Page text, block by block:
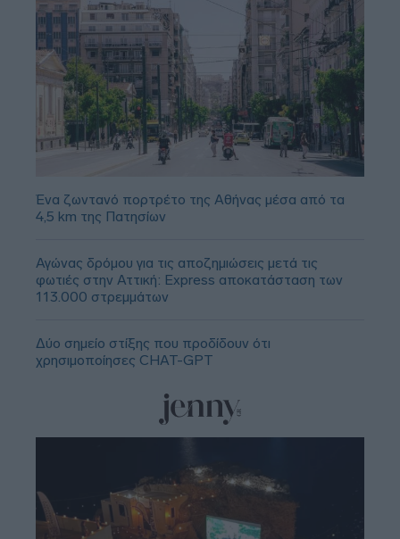
Ένα ζωντανό πορτρέτο της Αθήνας μέσα από τα
4,5 km της Πατησίων
Αγώνας δρόμου για τις αποζημιώσεις μετά τις
φωτιές στην Αττική: Express αποκατάσταση των
113.000 στρεμμάτων
Δύο σημείο στίξης που προδίδουν ότι
χρησιμοποίησες CHAT-GPT